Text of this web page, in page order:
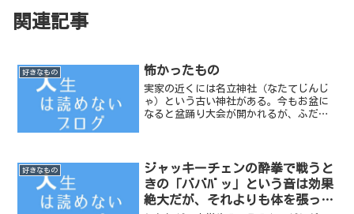
関連記事
好きなもの 怖かったもの
実家の近くには名立神社（なたてじんじ
ゃ）という古い神社がある。今もお盆に
なると盆踊り大会が開かれるが、ふだん
場になっていた。今はどう...
好きなもの
ジャッキーチェンの酔拳で戦うと
きの「ババﾊﾞッ」という音は効果
絶大だが、それよりも体を張って